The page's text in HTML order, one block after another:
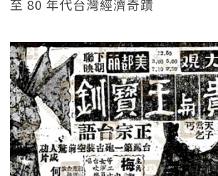
至 80 年代台灣經濟奇蹟